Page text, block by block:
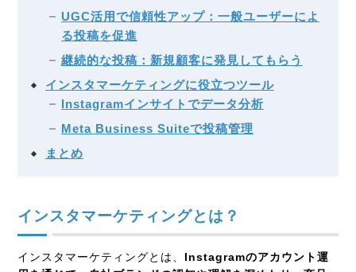
UGC活用で信頼性アップ：一般ユーザーによ
る投稿を促進
継続的な投稿：新規顧客に発見してもらう
インスタマーケティングに役立つツール
Instagramインサイトでデータ分析
Meta Business Suiteで投稿管理
まとめ
インスタマーケティングとは？
インスタマーケティングとは、 Instagramのアカウント運